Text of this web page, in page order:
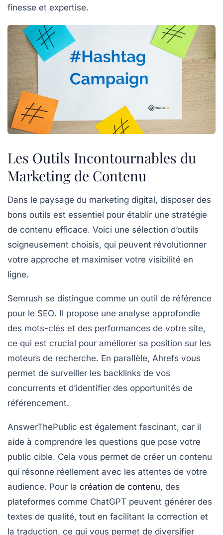
finesse et expertise.
Les Outils Incontournables du
Marketing de Contenu
Dans le paysage du marketing digital, disposer des
bons outils est essentiel pour établir une stratégie
de contenu efficace. Voici une sélection d’outils
soigneusement choisis, qui peuvent révolutionner
votre approche et maximiser votre visibilité en
ligne.
Semrush se distingue comme un outil de référence
pour le SEO. Il propose une analyse approfondie
des mots-clés et des performances de votre site,
ce qui est crucial pour améliorer sa position sur les
moteurs de recherche. En parallèle, Ahrefs vous
permet de surveiller les backlinks de vos
concurrents et d’identifier des opportunités de
référencement.
AnswerThePublic est également fascinant, car il
aide à comprendre les questions que pose votre
public cible. Cela vous permet de créer un contenu
qui résonne réellement avec les attentes de votre
audience. Pour la création de contenu, des
plateformes comme ChatGPT peuvent générer des
textes de qualité, tout en facilitant la correction et
la traduction, ce qui vous permet de diversifier